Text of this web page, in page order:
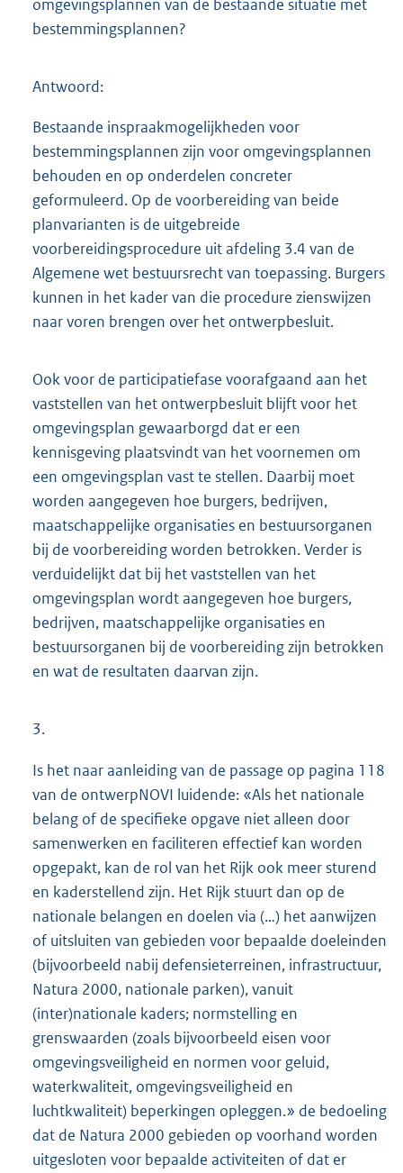
omgevingsplannen van de bestaande situatie met
bestemmingsplannen?
Antwoord:
Bestaande inspraakmogelijkheden voor
bestemmingsplannen zijn voor omgevingsplannen
behouden en op onderdelen concreter
geformuleerd. Op de voorbereiding van beide
planvarianten is de uitgebreide
voorbereidingsprocedure uit afdeling 3.4 van de
Algemene wet bestuursrecht van toepassing. Burgers
kunnen in het kader van die procedure zienswijzen
naar voren brengen over het ontwerpbesluit.
Ook voor de participatiefase voorafgaand aan het
vaststellen van het ontwerpbesluit blijft voor het
omgevingsplan gewaarborgd dat er een
kennisgeving plaatsvindt van het voornemen om
een omgevingsplan vast te stellen. Daarbij moet
worden aangegeven hoe burgers, bedrijven,
maatschappelijke organisaties en bestuursorganen
bij de voorbereiding worden betrokken. Verder is
verduidelijkt dat bij het vaststellen van het
omgevingsplan wordt aangegeven hoe burgers,
bedrijven, maatschappelijke organisaties en
bestuursorganen bij de voorbereiding zijn betrokken
en wat de resultaten daarvan zijn.
3.
Is het naar aanleiding van de passage op pagina 118
van de ontwerpNOVI luidende: «Als het nationale
belang of de specifieke opgave niet alleen door
samenwerken en faciliteren effectief kan worden
opgepakt, kan de rol van het Rijk ook meer sturend
en kaderstellend zijn. Het Rijk stuurt dan op de
nationale belangen en doelen via (…) het aanwijzen
of uitsluiten van gebieden voor bepaalde doeleinden
(bijvoorbeeld nabij defensieterreinen, infrastructuur,
Natura 2000, nationale parken), vanuit
(inter)nationale kaders; normstelling en
grenswaarden (zoals bijvoorbeeld eisen voor
omgevingsveiligheid en normen voor geluid,
waterkwaliteit, omgevingsveiligheid en
luchtkwaliteit) beperkingen opleggen.» de bedoeling
dat de Natura 2000 gebieden op voorhand worden
uitgesloten voor bepaalde activiteiten of dat er